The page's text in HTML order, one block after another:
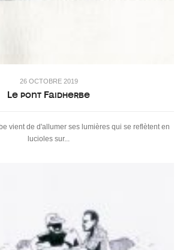
26 OCTOBRE 2019
Le pont Faidherbe
vient de d'allumer ses lumières qui se reflètent en
lucioles sur...